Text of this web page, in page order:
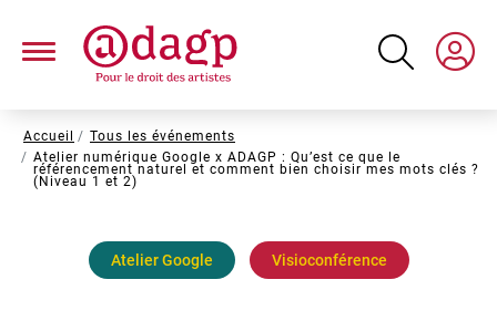
contenu
Fil
d'Ariane
Accueil
Tous les événements
Atelier numérique Google x ADAGP : Qu’est ce que le
référencement naturel et comment bien choisir mes mots clés ?
(Niveau 1 et 2)
Atelier Google Visioconférence